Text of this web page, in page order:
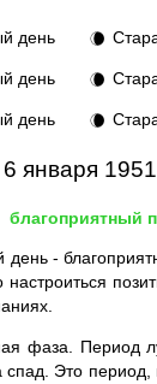
день 🌘
день 🌘
день 🌘
января
благоприятный
-
фаза. Период
Это